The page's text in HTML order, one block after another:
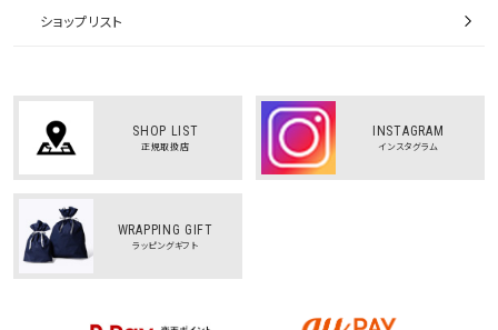
ショップリスト
SHOP LIST
正規取扱店
INSTAGRAM
インスタグラム
WRAPPING GIFT
ラッピングギフト